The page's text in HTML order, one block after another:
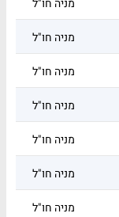
מניה חו"ל
מניה חו"ל
מניה חו"ל
מניה חו"ל
מניה חו"ל
מניה חו"ל
מניה חו"ל